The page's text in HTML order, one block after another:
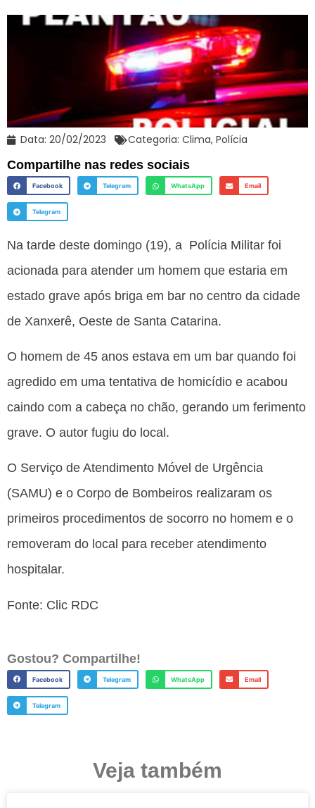
Data: 20/02/2023 Categoria: Clima, Polícia
Compartilhe nas redes sociais
Facebook Telegram WhatsApp Email
Telegram
Na tarde deste domingo (19), a Polícia Militar foi
acionada para atender um homem que estaria em
estado grave após briga em bar no centro da cidade
de Xanxerê, Oeste de Santa Catarina.
O homem de 45 anos estava em um bar quando foi
agredido em uma tentativa de homicídio e acabou
caindo com a cabeça no chão, gerando um ferimento
grave. O autor fugiu do local.
O Serviço de Atendimento Móvel de Urgência
(SAMU) e o Corpo de Bombeiros realizaram os
primeiros procedimentos de socorro no homem e o
removeram do local para receber atendimento
hospitalar.
Fonte: Clic RDC
Gostou? Compartilhe!
Facebook Telegram WhatsApp Email
Telegram
Veja também